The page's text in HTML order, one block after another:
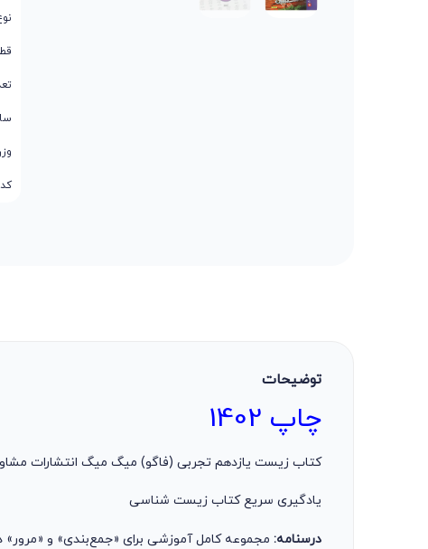
توضیحات
چاپ 1402
کتاب زیست یازدهم تجربی (فاگو) میگ میگ انتشارات
یادگیری سریع کتاب زیست شناسی
درسنامه: مجموعه کامل آموزشی برای «جمع‌بندی» و «مرور»